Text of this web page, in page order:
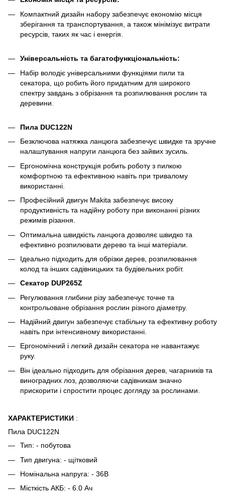
Компактний дизайн набору забезпечує економію місця
зберігання та транспортування, а також мінімізує витрати
ресурсів, таких як час і енергія.
Універсальність та багатофункціональність:
Набір володіє універсальними функціями пили та
секатора, що робить його придатним для широкого
спектру завдань з обрізання та розпилювання рослин та
деревини.
Пила DUC122N
Безключова натяжка ланцюга забезпечує швидке та зручне
налаштування напруги ланцюга без зайвих зусиль.
Ергономічна конструкція робить роботу з пилкою
комфортною та ефективною навіть при тривалому
використанні.
Професійний двигун Makita забезпечує високу
продуктивність та надійну роботу при виконанні різних
режимів різання.
Оптимальна швидкість ланцюга дозволяє швидко та
ефективно розпилювати дерево та інші матеріали.
Ідеально підходить для обрізки дерев, розпилювання
колод та інших садівницьких та будівельних робіт.
Секатор DUP265Z
Регулювання глибини різу забезпечує точне та
контрольоване обрізання рослин різного діаметру.
Надійний двигун забезпечує стабільну та ефективну роботу
навіть при інтенсивному використанні.
Ергономічний і легкий дизайн секатора не навантажує
руку.
Він ідеально підходить для обрізання дерев, чагарників та
виноградних лоз, дозволяючи садівникам значно
прискорити і спростити процес догляду за рослинами.
ХАРАКТЕРИСТИКИ :
Пила DUC122N
Тип: - побутова
Тип двигуна: - щітковий
Номінальна напруга: - 36В
Місткість АКБ: - 6.0 Ач